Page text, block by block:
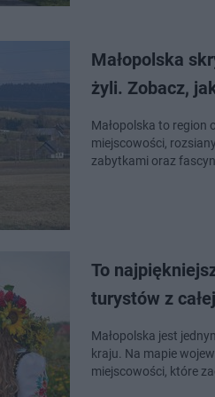
Małopolska
żyli. Zobacz,
Małopolska to region
miejscowości,
zabytkami oraz
To
turystów z
Małopolska jest
kraju. Na mapie
miejscowości, które